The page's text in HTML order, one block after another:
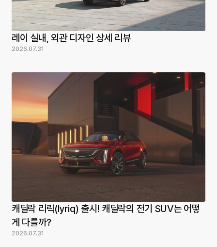
레이 실내, 외관 디자인 상세 리뷰
2026.07.31
캐딜락 리릭(lyriq) 출시! 캐딜락의 전기 SUV는 어떻
게 다를까?
2026.07.31